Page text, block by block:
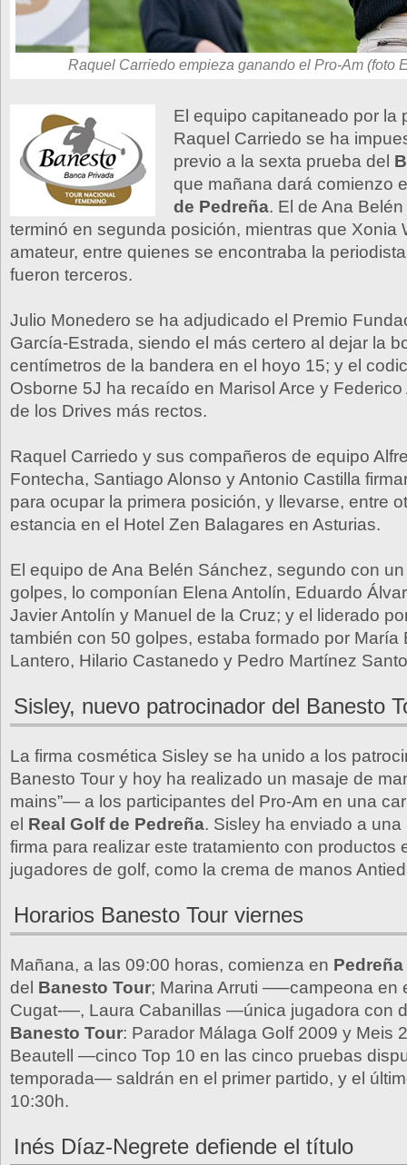
Raquel Carriedo empieza ganando el Pro-Am (foto
El equipo capitaneado por la
Raquel Carriedo se ha
previo a la sexta prueba del
que mañana dará comienzo
de Pedreña. El de Ana
terminó en segunda posición, mientras que Xonia
amateur, entre quienes se encontraba la
fueron terceros.
Julio Monedero se ha adjudicado el Premio
García-Estrada, siendo el más certero al dejar la
centímetros de la bandera en el hoyo 15; y el
Osborne 5J ha recaído en Marisol Arce y
de los Drives más rectos.
Raquel Carriedo y sus compañeros de equipo
Fontecha, Santiago Alonso y Antonio Castilla
para ocupar la primera posición, y llevarse, entre
estancia en el Hotel Zen Balagares en Asturias.
El equipo de Ana Belén Sánchez, segundo con
golpes, lo componían Elena Antolín, Eduardo
Javier Antolín y Manuel de la Cruz; y el liderado
también con 50 golpes, estaba formado por María
Lantero, Hilario Castanedo y Pedro Martínez
Sisley, nuevo patrocinador del Banesto
La firma cosmética Sisley se ha unido a los
Banesto Tour y hoy ha realizado un masaje de
mains”— a los participantes del Pro-Am en una
el Real Golf de Pedreña. Sisley ha enviado a
firma para realizar este tratamiento con productos
jugadores de golf, como la crema de manos
Horarios Banesto Tour viernes
Mañana, a las 09:00 horas, comienza en Pedreña
del Banesto Tour; Marina Arruti —–campeona en
Cugat-—, Laura Cabanillas —única jugadora con
Banesto Tour: Parador Málaga Golf 2009 y Meis
Beautell —cinco Top 10 en las cinco pruebas
temporada— saldrán en el primer partido, y el
10:30h.
Inés Díaz-Negrete defiende el título